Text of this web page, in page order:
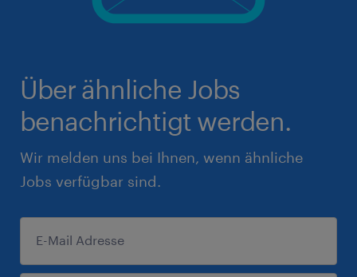
Über ähnliche Jobs
benachrichtigt werden.
Wir melden uns bei Ihnen, wenn ähnliche
Jobs verfügbar sind.